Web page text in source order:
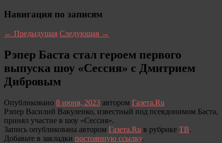
Навигация по записям
← Предыдущая Следующая →
Рэпер Баста стал героем первого
выпуска шоу «Сессия» с Дмитрием
Дибровым
Опубликовано 8 июня, 2023 автором Газета.Ru
Рэпер Василий Вакуленко, известный под псевдонимом Баста,
принял участие в шоу «Сессия».
Запись опубликована автором Газета.Ru в рубрике ТВ.
Добавьте в закладки постоянную ссылку.